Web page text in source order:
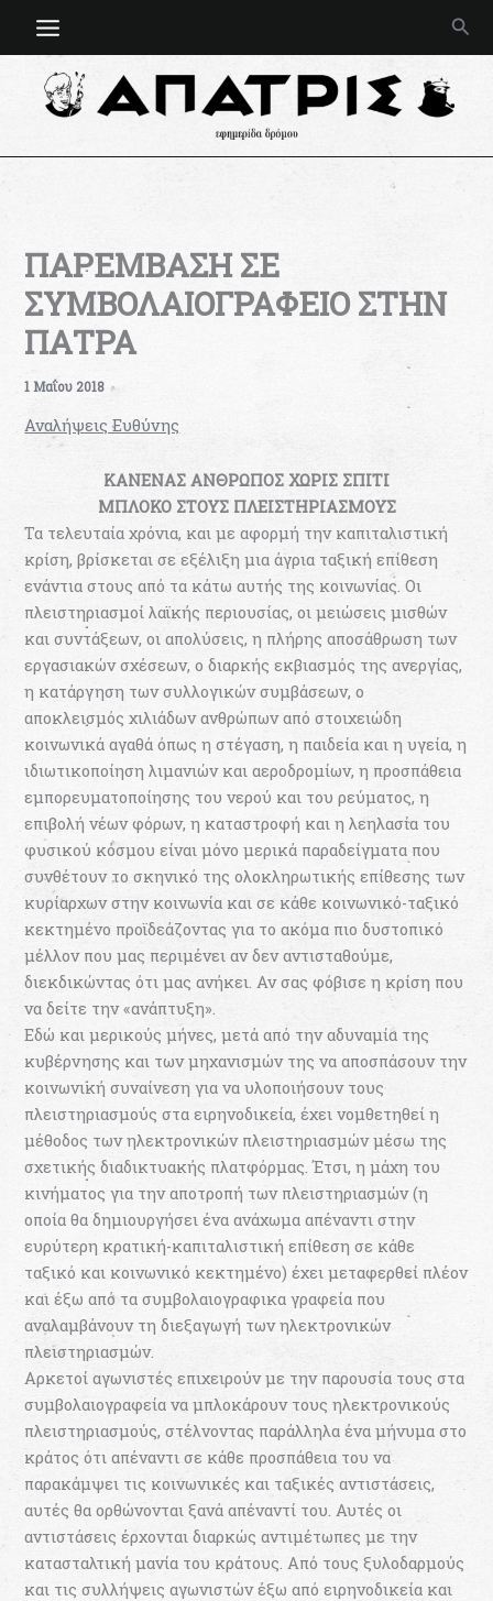
ΠΑΡΕΜΒΑΣΗ ΣΕ
ΣΥΜΒΟΛΑΙΟΓΡΑΦΕΙΟ ΣΤΗΝ
ΠΑΤΡΑ
1 Μαΐου 2018
Αναλήψεις Ευθύνης
ΚΑΝΕΝΑΣ ΑΝΘΡΩΠΟΣ ΧΩΡΙΣ ΣΠΙΤΙ
ΜΠΛΟΚΟ ΣΤΟΥΣ ΠΛΕΙΣΤΗΡΙΑΣΜΟΥΣ
Τα τελευταία χρόνια, και με αφορμή την καπιταλιστική
κρίση, βρίσκεται σε εξέλιξη μια άγρια ταξική επίθεση
ενάντια στους από τα κάτω αυτής της κοινωνίας. Οι
πλειστηριασμοί λαϊκής περιουσίας, οι μειώσεις μισθών
και συντάξεων, οι απολύσεις, η πλήρης αποσάθρωση των
εργασιακών σχέσεων, ο διαρκής εκβιασμός της ανεργίας,
η κατάργηση των συλλογικών συμβάσεων, ο
αποκλεισμός χιλιάδων ανθρώπων από στοιχειώδη
κοινωνικά αγαθά όπως η στέγαση, η παιδεία και η υγεία, η
ιδιωτικοποίηση λιμανιών και αεροδρομίων, η προσπάθεια
εμπορευματοποίησης του νερού και του ρεύματος, η
επιβολή νέων φόρων, η καταστροφή και η λεηλασία του
φυσικού κόσμου είναι μόνο μερικά παραδείγματα που
συνθέτουν το σκηνικό της ολοκληρωτικής επίθεσης των
κυρίαρχων στην κοινωνία και σε κάθε κοινωνικό-ταξικό
κεκτημένο προϊδεάζοντας για το ακόμα πιο δυστοπικό
μέλλον που μας περιμένει αν δεν αντισταθούμε,
διεκδικώντας ότι μας ανήκει. Αν σας φόβισε η κρίση που
να δείτε την «ανάπτυξη».
Εδώ και μερικούς μήνες, μετά από την αδυναμία της
κυβέρνησης και των μηχανισμών της να αποσπάσουν την
κοινωνική συναίνεση για να υλοποιήσουν τους
πλειστηριασμούς στα ειρηνοδικεία, έχει νομθετηθεί η
μέθοδος των ηλεκτρονικών πλειστηριασμών μέσω της
σχετικής διαδικτυακής πλατφόρμας. Έτσι, η μάχη του
κινήματος για την αποτροπή των πλειστηριασμών (η
οποία θα δημιουργήσει ένα ανάχωμα απέναντι στην
ευρύτερη κρατική-καπιταλιστική επίθεση σε κάθε
ταξικό και κοινωνικό κεκτημένο) έχει μεταφερθεί πλέον
και έξω από τα συμβολαιογραφικα γραφεία που
αναλαμβάνουν τη διεξαγωγή των ηλεκτρονικών
πλειστηριασμών.
Αρκετοί αγωνιστές επιχειρούν με την παρουσία τους στα
συμβολαιογραφεία να μπλοκάρουν τους ηλεκτρονικούς
πλειστηριασμούς, στέλνοντας παράλληλα ένα μήνυμα στο
κράτος ότι απέναντι σε κάθε προσπάθεια του να
παρακάμψει τις κοινωνικές και ταξικές αντιστάσεις,
αυτές θα ορθώνονται ξανά απέναντί του. Αυτές οι
αντιστάσεις έρχονται διαρκώς αντιμέτωπες με την
κατασταλτική μανία του κράτους. Από τους ξυλοδαρμούς
και τις συλλήψεις αγωνιστών έξω από ειρηνοδικεία και